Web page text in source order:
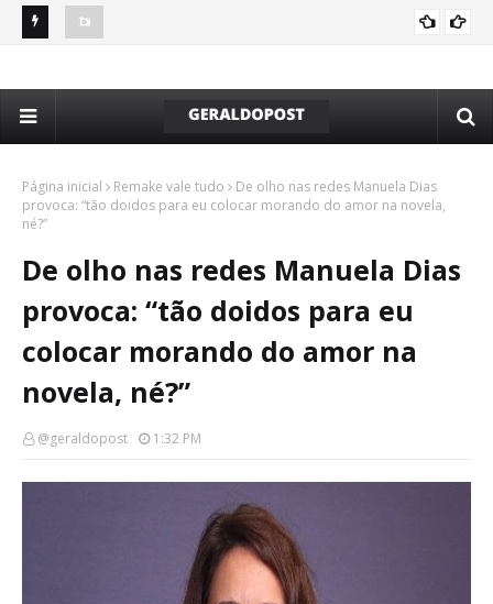
Meli Music
Página inicial Remake vale tudo
De olho nas redes Manuela Dias
provoca: “tão doidos para eu colocar morando do amor na novela,
né?”
De olho nas redes Manuela Dias
provoca: “tão doidos para eu
colocar morando do amor na
novela, né?”
@geraldopost 1:32 PM